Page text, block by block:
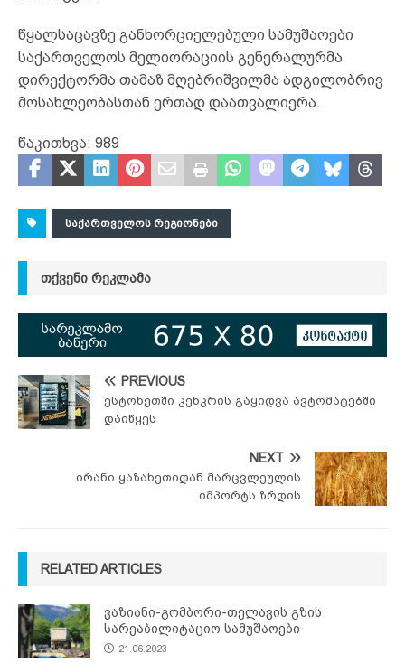
წყალსაცავზე განხორციელებული სამუშაოები
საქართველოს მელიორაციის გენერალურმა
დირექტორმა თამაზ მღებრიშვილმა ადგილობრივ
მოსახლეობასთან ერთად დაათვალიერა.
წაკითხვა: 989
ᲡᲐᲥᲐᲠᲗᲕᲔᲚᲝᲡ ᲠᲔᲒᲘᲝᲜᲔᲑᲘ
ᲗᲥᲕᲔᲜᲘ ᲠᲔᲙᲚᲐᲛᲐ
PREVIOUS
ესტონეთში კენკრის გაყიდვა ავტომატებში
დაიწყეს
NEXT
ირანი ყაზახეთიდან მარცვლეულის
იმპორტს ზრდის
RELATED ARTICLES
ვაზიანი-გომბორი-თელავის გზის
სარეაბილიტაციო სამუშაოები
21.06.2023